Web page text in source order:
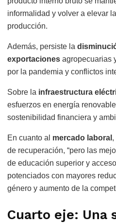
informalidad y volver a elevar
producción.
Además, persiste la
exportaciones agropecuarias
por la pandemia y conflictos
Sobre la infraestructura
esfuerzos en energía
sostenibilidad financiera y
En cuanto al mercado laboral ,
de recuperación, “pero las
de educación superior y
potenciados con mayores
género y aumento de la
Cuarto eje: Una